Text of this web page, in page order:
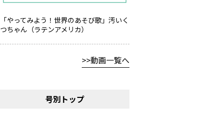
「やってみよう！世界のあそび歌」汚いく
つちゃん（ラテンアメリカ）
動画一覧へ
号別トップ